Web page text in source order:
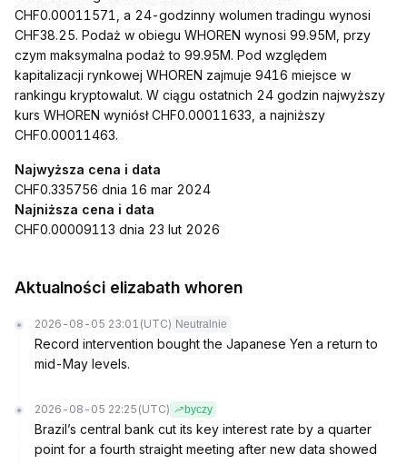
CHF0.00011571, a 24-godzinny wolumen tradingu wynosi
CHF38.25. Podaż w obiegu WHOREN wynosi 99.95M, przy
czym maksymalna podaż to 99.95M. Pod względem
kapitalizacji rynkowej WHOREN zajmuje 9416 miejsce w
rankingu kryptowalut. W ciągu ostatnich 24 godzin najwyższy
kurs WHOREN wyniósł CHF0.00011633, a najniższy
CHF0.00011463.
Najwyższa cena i data
CHF0.335756 dnia 16 mar 2024
Najniższa cena i data
CHF0.00009113 dnia 23 lut 2026
Aktualności elizabath whoren
2026-08-05 23:01 (UTC) Neutralnie
Record intervention bought the Japanese Yen a return to
mid-May levels.
2026-08-05 22:25 (UTC) byczy
Brazil’s central bank cut its key interest rate by a quarter
point for a fourth straight meeting after new data showed